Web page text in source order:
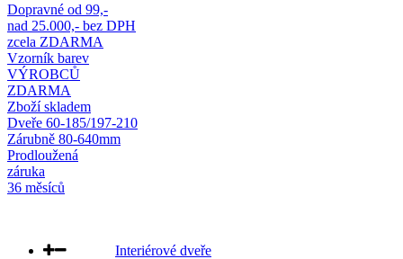
Dopravné od 99,-
nad 25.000,- bez DPH
zcela ZDARMA
Vzorník barev
VÝROBCŮ
ZDARMA
Zboží skladem
Dveře 60-185/197-210
Zárubně 80-640mm
Prodloužená
záruka
36 měsíců
Interiérové dveře